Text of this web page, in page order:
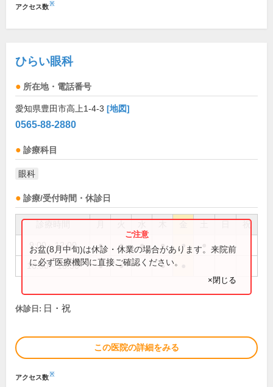
アクセス数※
ひらい眼科
所在地・電話番号
愛知県豊田市高上1-4-3 [地図]
0565-88-2880
診療科目
眼科
診療/受付時間・休診日
祝
9:00～12:00 ● ● ● ● ●
16:00～18:30 ● ● ●
お盆(8月中旬)は休診・休業の場合があります。来院前
に必ず医療機関に直接ご確認ください。
×閉じる
休診日: 日・祝
この医院の詳細をみる
アクセス数※